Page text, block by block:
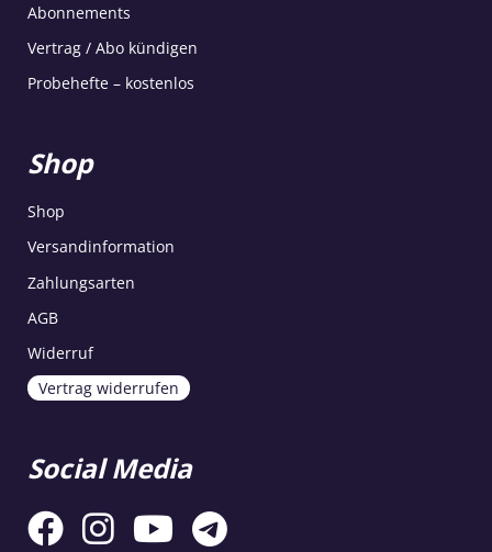
Abonnements
Vertrag / Abo kündigen
Probehefte – kostenlos
Shop
Shop
Versandinformation
Zahlungsarten
AGB
Widerruf
Vertrag widerrufen
Social Media